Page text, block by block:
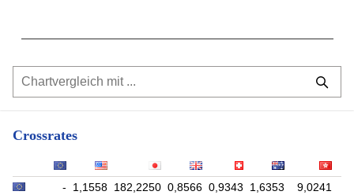
Crossrates
- 1,1558 182,2250 0,8566 0,9343 1,6353 9,0241